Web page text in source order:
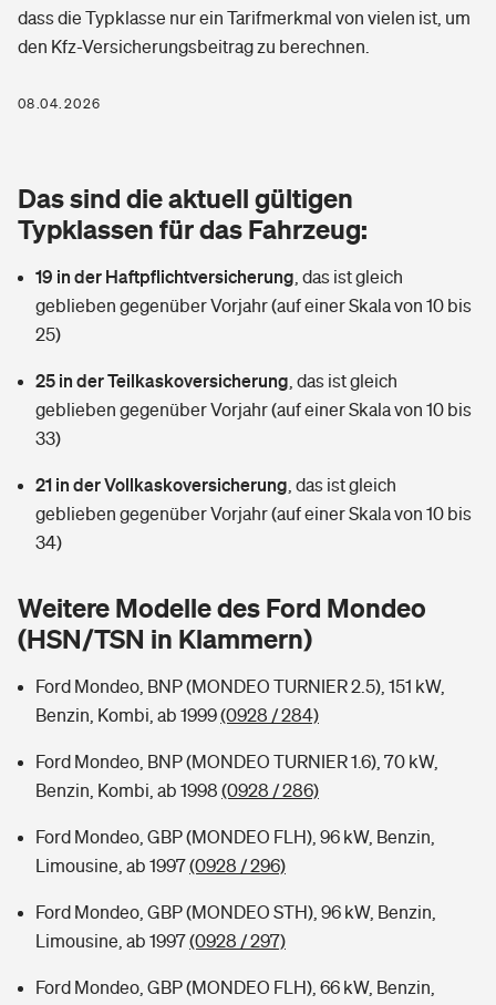
Berufshaftpflichtversicherung
Rentenrechner: Wie viel Geld bekomme ich im Alter?
Wer versichert was: Jetzt Versicherer finden
Sie haben Fragen?
Photovoltaik
Wärmepumpen versichern
Vermieterrrechtsschutz
Mietkautionsversicherung
Restkreditversicherung
Zur Übersicht
Hochwasser-Check: Wie gefährdet ist Ihr Haus?
Wer versichert was: Jetzt Versicherer finden
Sie haben Fragen?
Rechts­schutz­ver­si­che­rung
Kinderunfall­ver­si­che­rung
Reiseversicherung
Handyversicherung
Private Cyberversicherung
Musikinstrumentenversicherung
Zur Übersicht
Typklassen: So ist Ihr Auto eingestuft
Sie haben Fragen?
Private Krankenversicherung
Tierkrankenversicherung
Zur Übersicht
Wer versichert was: Jetzt Versicherer finden
Sie haben Fragen?
Rentenrechner: Wie viel Geld bekomme ich im Alter?
dass die Typklasse nur ein Tarifmerkmal von vielen ist, um
den Kfz-Versicherungsbeitrag zu berechnen.
08.04.2026
Das sind die aktuell gültigen
Typklassen für das Fahrzeug:
19 in der Haftpflichtversicherung das ist gleich
geblieben gegenüber Vorjahr (auf einer Skala von 10 bis
25)
25 in der Teilkaskoversicherung das ist gleich
geblieben gegenüber Vorjahr (auf einer Skala von 10 bis
33)
21 in der Vollkaskoversicherung das ist gleich
geblieben gegenüber Vorjahr (auf einer Skala von 10 bis
34)
Weitere Modelle des Ford Mondeo
(HSN/TSN in Klammern)
Ford Mondeo, BNP (MONDEO TURNIER 2.5), 151 kW,
Benzin, Kombi, ab 1999(0928 / 284)
Ford Mondeo, BNP (MONDEO TURNIER 1.6), 70 kW,
Benzin, Kombi, ab 1998 (0928 / 286)
Ford Mondeo, GBP (MONDEO FLH), 96 kW, Benzin,
Limousine, ab 1997(0928 / 296)
Ford Mondeo, GBP (MONDEO STH), 96 kW, Benzin,
Limousine, ab 1997(0928 / 297)
Ford Mondeo, GBP (MONDEO FLH), 66 kW, Benzin,